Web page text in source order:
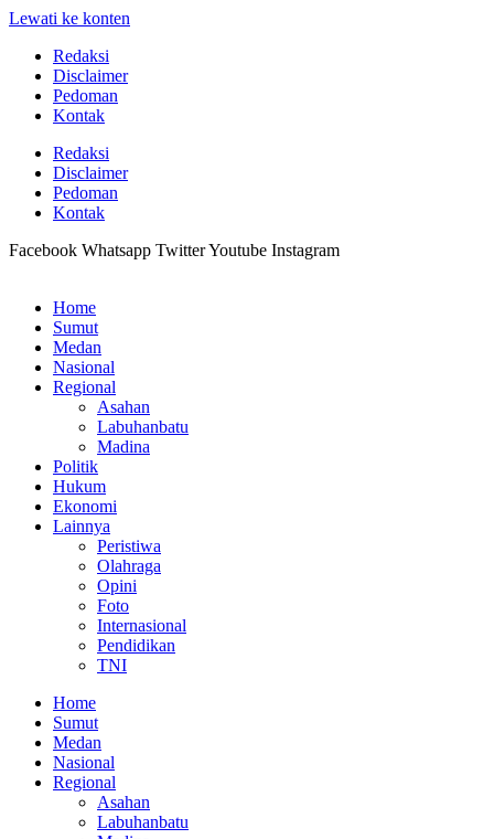
Lewati ke konten
Redaksi
Disclaimer
Pedoman
Kontak
Redaksi
Disclaimer
Pedoman
Kontak
Facebook Whatsapp TwitterYoutube Instagram
Home
Sumut
Medan
Nasional
Regional
Asahan
Labuhanbatu
Madina
Politik
Hukum
Ekonomi
Lainnya
Peristiwa
Olahraga
Opini
Foto
Internasional
Pendidikan
TNI
Home
Sumut
Medan
Nasional
Regional
Asahan
Labuhanbatu